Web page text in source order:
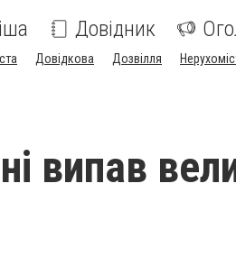
Довідник
Довідкова Дозвілля
випав